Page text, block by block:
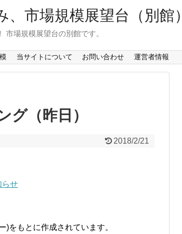
市場規模展望台（別館）
場規模展望台の別館です。
当サイトについて お問い合わせ 運営者情報
グ（昨日）
2018/2/21
らせ
をもとに作成されています。